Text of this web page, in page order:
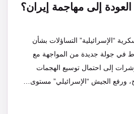
إلى مهاجمة إيران؟
“الإسرائيلية” التساؤلات بشأن
في جولة جديدة من المواجهة مع
إلى احتمال توسيع الهجمات
ورفع الجيش “الإسرائيلي” مستوى…